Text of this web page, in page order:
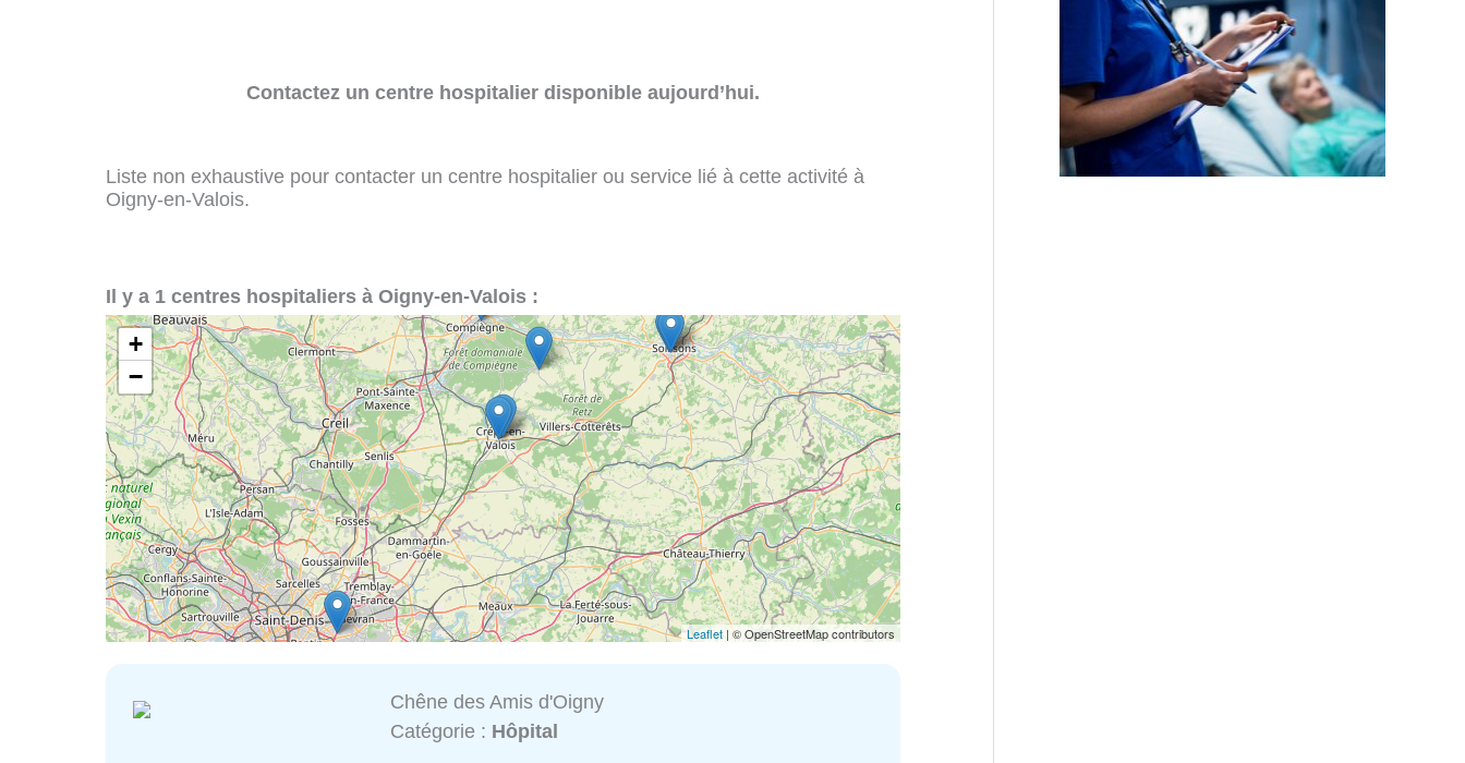
Contactez un centre hospitalier disponible aujourd’hui.
Liste non exhaustive pour contacter un centre hospitalier ou service lié à cette activité à
Oigny-en-Valois.
Il y a 1 centres hospitaliers à Oigny-en-Valois :
+
−
Leaflet | © OpenStreetMap contributors
Chêne des Amis d'Oigny
Catégorie : Hôpital